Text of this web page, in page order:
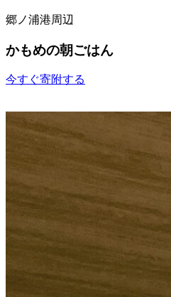
郷ノ浦港周辺
かもめの朝ごはん
今すぐ寄附する